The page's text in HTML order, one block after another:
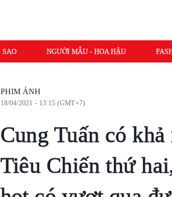
SAO NGƯỜI MẪU - HOA HẬU
PHIM ẢNH
18/04/2021 - 13:15 (GMT+7)
Cung Tuấn có
Tiêu Chiến thứ